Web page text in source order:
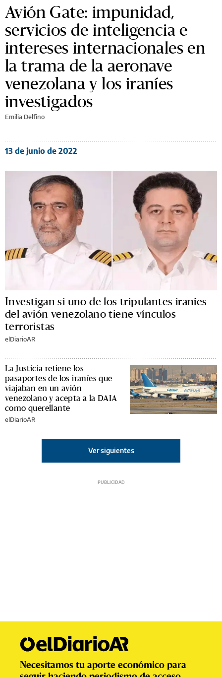
Avión Gate: impunidad,
servicios de inteligencia e
intereses internacionales en
la trama de la aeronave
venezolana y los iraníes
investigados
Emilia Delfino
13 de junio de 2022
Investigan si uno de los tripulantes iraníes
del avión venezolano tiene vínculos
terroristas
elDiarioAR
La Justicia retiene los
pasaportes de los iraníes que
viajaban en un avión
venezolano y acepta a la DAIA
como querellante
elDiarioAR
Ver siguientes
Necesitamos tu aporte económico para